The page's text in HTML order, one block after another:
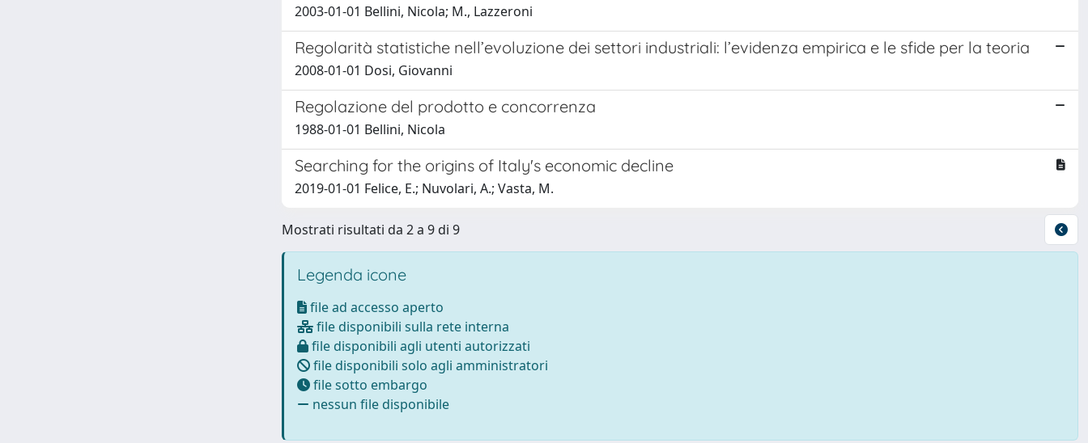
2003-01-01 Bellini, Nicola; M., Lazzeroni
Regolarità statistiche nell’evoluzione dei settori industriali: l’evidenza empirica e le sfide per la teoria
2008-01-01 Dosi, Giovanni
Regolazione del prodotto e concorrenza
1988-01-01 Bellini, Nicola
Searching for the origins of Italy's economic decline
2019-01-01 Felice, E.; Nuvolari, A.; Vasta, M.
Mostrati risultati da 2 a 9 di 9
Legenda icone
file ad accesso aperto
file disponibili sulla rete interna
file disponibili agli utenti autorizzati
file disponibili solo agli amministratori
file sotto embargo
nessun file disponibile